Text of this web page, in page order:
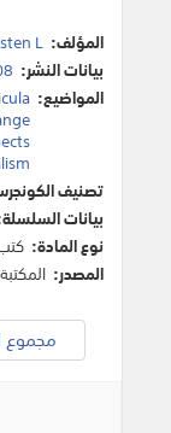
المؤلف: L
بيانات النشر:
المواضيع:
تصنيف
بيانات
نوع المادة:
المصدر:
مجموع